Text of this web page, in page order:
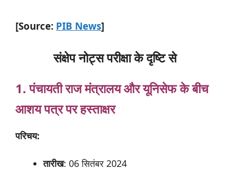
[Source: PIB News]
संक्षेप नोट्स परीक्षा के दृष्टि से
1. पंचायतीराजमंत्रालयऔरयूनिसेफकेबीच
आशयपत्रपरहस्ताक्षर
परिचय:
तारीख: 06 सितंबर 2024